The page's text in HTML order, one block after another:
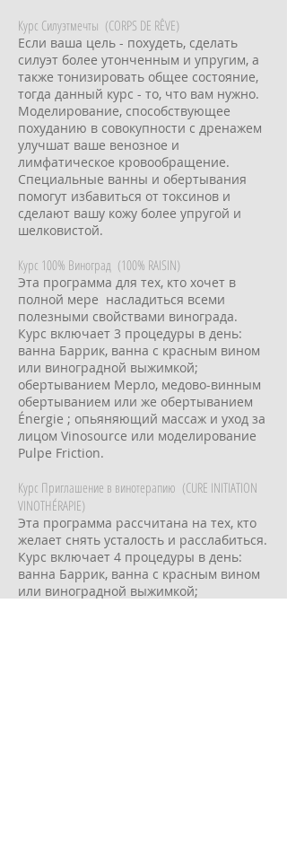
Курс Силуэтмечты (CORPS DE RÊVE)
Если ваша цель - похудеть, сделать
силуэт более утонченным и упругим, а
также тонизировать общее состояние,
тогда данный курс - то, что вам нужно.
Моделирование, способствующее
похуданию в совокупности с дренажем
улучшат ваше венозное и
лимфатическое кровообращение.
Специальные ванны и обертывания
помогут избавиться от токсинов и
сделают вашу кожу более упругой и
шелковистой.
Курс 100% Виноград (100% RAISIN)
Эта программа для тех, кто хочет в
полной мере насладиться всеми
полезными свойствами винограда.
Курс включает 3 процедуры в день:
ванна Баррик, ванна с красным вином
или виноградной выжимкой;
обертыванием Мерло, медово-винным
обертыванием или же обертыванием
Énergie ; опьяняющий массаж и уход за
лицом Vinosource или моделирование
Pulpe Friction.
Курс Приглашение в винотерапию (CURE INITIATION
VINOTHÉRAPIE)
Эта программа рассчитана на тех, кто
желает снять усталость и расслабиться.
Курс включает 4 процедуры в день:
ванна Баррик, ванна с красным вином
или виноградной выжимкой;